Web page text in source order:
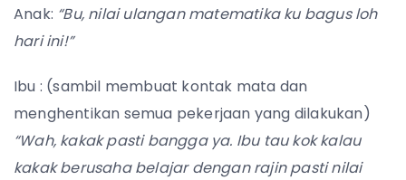
Anak: “Bu, nilai ulangan matematika ku bagus loh
hari ini!”
Ibu : (sambil membuat kontak mata dan
menghentikan semua pekerjaan yang dilakukan)
“Wah, kakak pasti bangga ya. Ibu tau kok kalau
kakak berusaha belajar dengan rajin pasti nilai